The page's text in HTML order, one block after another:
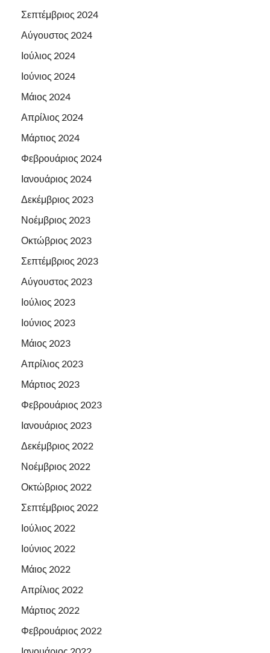
Σεπτέμβριος 2024
Αύγουστος 2024
Ιούλιος 2024
Ιούνιος 2024
Μάιος 2024
Απρίλιος 2024
Μάρτιος 2024
Φεβρουάριος 2024
Ιανουάριος 2024
Δεκέμβριος 2023
Νοέμβριος 2023
Οκτώβριος 2023
Σεπτέμβριος 2023
Αύγουστος 2023
Ιούλιος 2023
Ιούνιος 2023
Μάιος 2023
Απρίλιος 2023
Μάρτιος 2023
Φεβρουάριος 2023
Ιανουάριος 2023
Δεκέμβριος 2022
Νοέμβριος 2022
Οκτώβριος 2022
Σεπτέμβριος 2022
Ιούλιος 2022
Ιούνιος 2022
Μάιος 2022
Απρίλιος 2022
Μάρτιος 2022
Φεβρουάριος 2022